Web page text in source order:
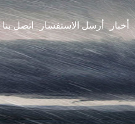
أخبار أرسل الاستفسار اتصل بنا